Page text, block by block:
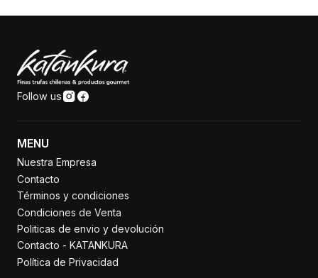
Follow us
MENU
Nuestra Empresa
Contacto
Términos y condiciones
Condiciones de Venta
Politicas de envio y devolución
Contacto - KATANKURA
Política de Privacidad